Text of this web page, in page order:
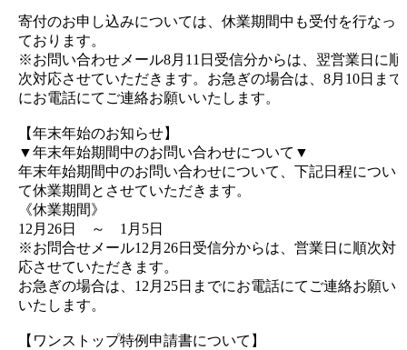
寄付のお申し込みについては、休業期間中も受付を行なっ
ております。
※お問い合わせメール8月11日受信分からは、翌営業日に順
次対応させていただきます。お急ぎの場合は、8月10日まで
にお電話にてご連絡お願いいたします。
【年末年始のお知らせ】
▼年末年始期間中のお問い合わせについて▼
年末年始期間中のお問い合わせについて、下記日程につい
て休業期間とさせていただきます。
《休業期間》
12月26日 ～ 1月5日
※お問合せメール12月26日受信分からは、営業日に順次対
応させていただきます。
お急ぎの場合は、12月25日までにお電話にてご連絡お願い
いたします。
【ワンストップ特例申請書について】